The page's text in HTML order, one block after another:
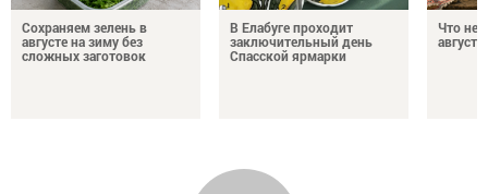
Сохраняем зелень в
августе на зиму без
сложных заготовок
В Елабуге проходит
заключительный день
Спасской ярмарки
Что